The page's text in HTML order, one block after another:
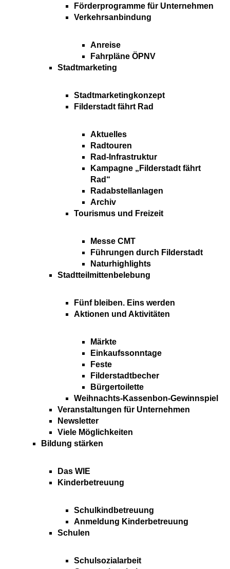
Förderprogramme für Unternehmen
Verkehrsanbindung
Anreise
Fahrpläne ÖPNV
Stadtmarketing
Stadtmarketingkonzept
Filderstadt fährt Rad
Aktuelles
Radtouren
Rad-Infrastruktur
Kampagne „Filderstadt fährt
Rad“
Radabstellanlagen
Archiv
Tourismus und Freizeit
Messe CMT
Führungen durch Filderstadt
Naturhighlights
Stadtteilmittenbelebung
Fünf bleiben. Eins werden
Aktionen und Aktivitäten
Märkte
Einkaufssonntage
Feste
Filderstadtbecher
Bürgertoilette
Weihnachts-Kassenbon-Gewinnspiel
Veranstaltungen für Unternehmen
Newsletter
Viele Möglichkeiten
Bildung stärken
Das WIE
Kinderbetreuung
Schulkindbetreuung
Anmeldung Kinderbetreuung
Schulen
Schulsozialarbeit